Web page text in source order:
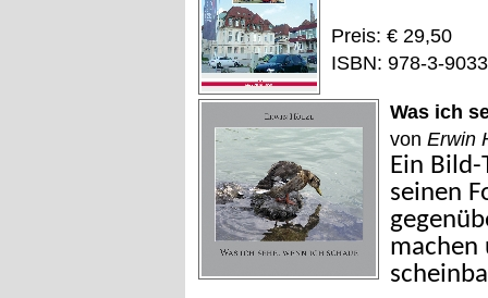
Preis: € 29,50
ISBN: 978-3-
Was ich
von Erwin
Ein
seinen
machen